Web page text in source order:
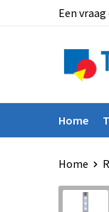
Een
Home
Home